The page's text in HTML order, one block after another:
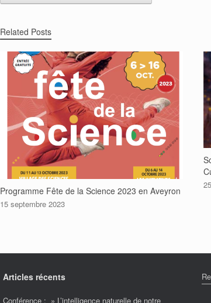
Related Posts
Programme Fête de la Science 2023 en Aveyron
15 septembre 2023
Articles récents
Conférence : » L’intelligence naturelle de notre